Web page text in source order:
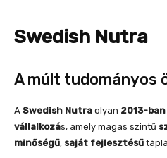
Swedish Nutra
A múlt tudományos
A Swedish Nutra olyan 2013-
vállalkozás, amely magas szintű
minőségű, saját fejlesztésű